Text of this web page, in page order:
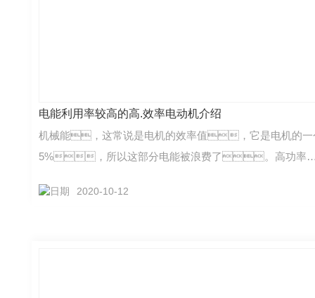
电能利用率较高的高.效率电动机介绍
机械能，这常说是电机的效率值，它是电机的
5%，所以这部分电能被浪费了。高功率
2020-10-12